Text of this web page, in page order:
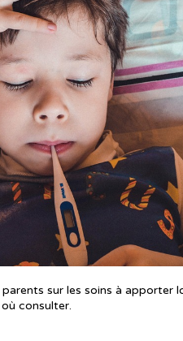
sur les soins à apporter
consulter.